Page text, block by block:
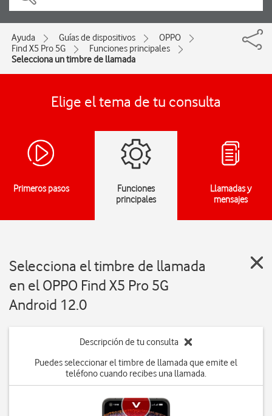
Ayuda Guías de dispositivos
OPPO
Find X5 Pro 5G
Funciones principales
Selecciona un timbre de llamada
Elige el tema de tu consulta
Primeros pasos
Funciones
principales
Llamadas y
mensajes
Selecciona el timbre de llamada
en el OPPO Find X5 Pro 5G
Android 12.0
Descripción de tu consulta
Puedes seleccionar el timbre de llamada que emite el
teléfono cuando recibes una llamada.